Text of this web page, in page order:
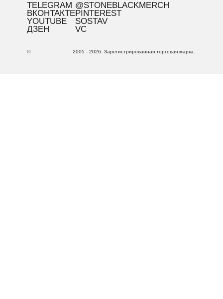
TELEGRAM
ВКОНТАКТЕ
YOUTUBE
ДЗЕН
@STONEBLACKMERCH
PINTEREST
SOSTAV
VC
© 2005 - 2026. Зарегистрированная торговая марка.